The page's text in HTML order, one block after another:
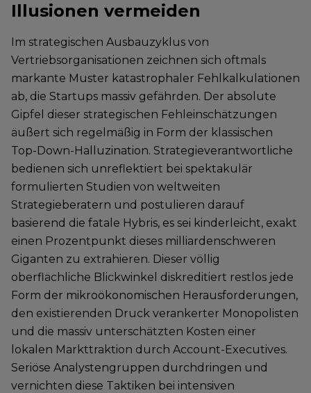
Illusionen vermeiden
Im strategischen Ausbauzyklus von
Vertriebsorganisationen zeichnen sich oftmals
markante Muster katastrophaler Fehlkalkulationen
ab, die Startups massiv gefährden. Der absolute
Gipfel dieser strategischen Fehleinschätzungen
äußert sich regelmäßig in Form der klassischen
Top-Down-Halluzination. Strategieverantwortliche
bedienen sich unreflektiert bei spektakulär
formulierten Studien von weltweiten
Strategieberatern und postulieren darauf
basierend die fatale Hybris, es sei kinderleicht, exakt
einen Prozentpunkt dieses milliardenschweren
Giganten zu extrahieren. Dieser völlig
oberflächliche Blickwinkel diskreditiert restlos jede
Form der mikroökonomischen Herausforderungen,
den existierenden Druck verankerter Monopolisten
und die massiv unterschätzten Kosten einer
lokalen Markttraktion durch Account-Executives.
Seriöse Analystengruppen durchdringen und
vernichten diese Taktiken bei intensiven